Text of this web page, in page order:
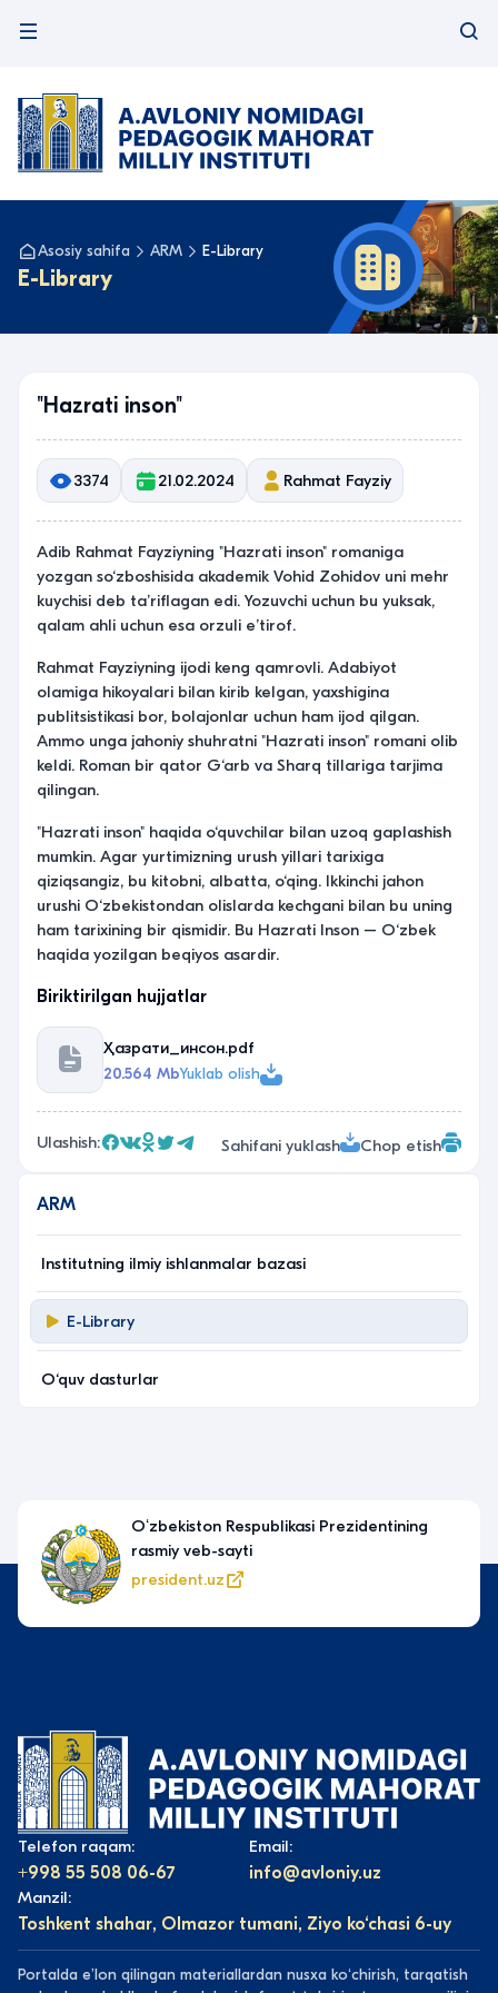
Asosiy sahifa ARM E-Library
E-Library
"Hazrati inson"
3374 21.02.2024 Rahmat Fayziy
Adib Rahmat Fayziyning "Hazrati inson" romaniga
yozgan so‘zboshisida akademik Vohid Zohidov uni mehr
kuychisi deb taʼriflagan edi. Yozuvchi uchun bu yuksak,
qalam ahli uchun esa orzuli eʼtirof.
Rahmat Fayziyning ijodi keng qamrovli. Adabiyot
olamiga hikoyalari bilan kirib kelgan, yaxshigina
publitsistikasi bor, bolajonlar uchun ham ijod qilgan.
Ammo unga jahoniy shuhratni "Hazrati inson" romani olib
keldi. Roman bir qator G‘arb va Sharq tillariga tarjima
qilingan.
"Hazrati inson" haqida o‘quvchilar bilan uzoq gaplashish
mumkin. Agar yurtimizning urush yillari tarixiga
qiziqsangiz, bu kitobni, albatta, o‘qing. Ikkinchi jahon
urushi O‘zbekistondan olislarda kechgani bilan bu uning
ham tarixining bir qismidir. Bu Hazrati Inson – O‘zbek
haqida yozilgan beqiyos asardir.
Biriktirilgan hujjatlar
Ҳазрати_инсон.pdf
20.564 MbYuklab olish
Ulashish: Sahifani yuklash Chop etish
ARM
Institutning ilmiy ishlanmalar bazasi
E-Library
O‘quv dasturlar
Oʻzbekiston Respublikasi Prezidentining
rasmiy veb-sayti
president.uz
Telefon raqam:
+998 55 508 06-67
Email:
info@avloniy.uz
Manzil:
Toshkent shahar, Olmazor tumani, Ziyo ko‘chasi 6-uy
Portalda eʼlon qilingan materiallardan nusxa koʻchirish, tarqatish